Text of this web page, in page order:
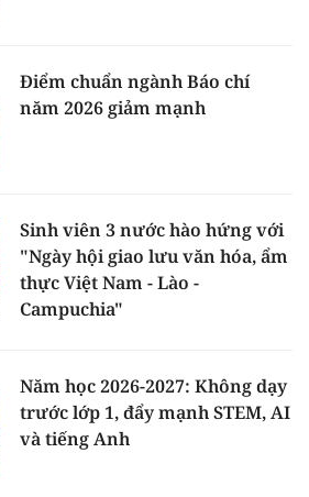
Điểm chuẩn ngành Báo chí
năm 2026 giảm mạnh
Sinh viên 3 nước hào hứng với
"Ngày hội giao lưu văn hóa, ẩm
thực Việt Nam - Lào -
Campuchia"
Năm học 2026-2027: Không dạy
trước lớp 1, đẩy mạnh STEM, AI
và tiếng Anh